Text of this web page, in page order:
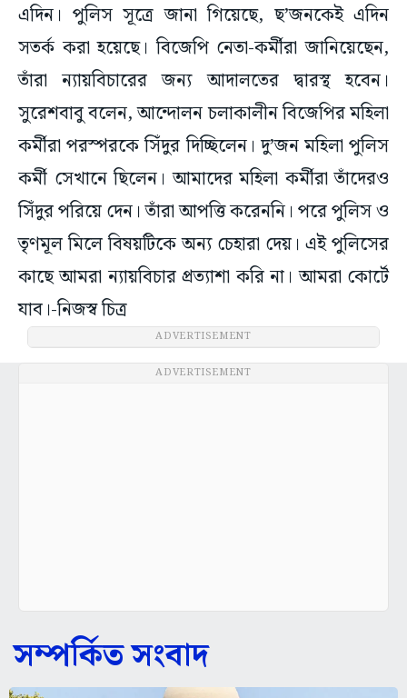
এদিন। পুলিস সূত্রে জানা গিয়েছে, ছ’জনকেই এদিন
সতর্ক করা হয়েছে। বিজেপি নেতা-কর্মীরা জানিয়েছেন,
তাঁরা ন্যায়বিচারের জন্য আদালতের দ্বারস্থ হবেন।
সুরেশবাবু বলেন, আন্দোলন চলাকালীন বিজেপির মহিলা
কর্মীরা পরস্পরকে সিঁদুর দিচ্ছিলেন। দু’জন মহিলা পুলিস
কর্মী সেখানে ছিলেন। আমাদের মহিলা কর্মীরা তাঁদেরও
সিঁদুর পরিয়ে দেন। তাঁরা আপত্তি করেননি। পরে পুলিস ও
তৃণমূল মিলে বিষয়টিকে অন্য চেহারা দেয়। এই পুলিসের
কাছে আমরা ন্যায়বিচার প্রত্যাশা করি না। আমরা কোর্টে
যাব।-নিজস্ব চিত্র
ADVERTISEMENT
ADVERTISEMENT
সম্পর্কিত সংবাদ